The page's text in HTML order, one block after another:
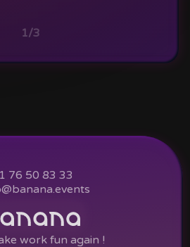
1/3
76 50 83 33
work fun again !